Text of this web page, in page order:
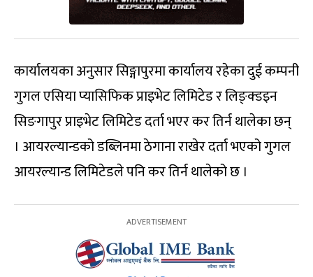
कार्यालयका अनुसार सिङ्गापुरमा कार्यालय रहेका दुई कम्पनी
गुगल एसिया प्यासिफिक प्राइभेट लिमिटेड र लिङ्क्डइन
सिङगापुर प्राइभेट लिमिटेड दर्ता भएर कर तिर्न थालेका छन्
। आयरल्यान्डको डब्लिनमा ठेगाना राखेर दर्ता भएको गुगल
आयरल्यान्ड लिमिटेडले पनि कर तिर्न थालेको छ ।